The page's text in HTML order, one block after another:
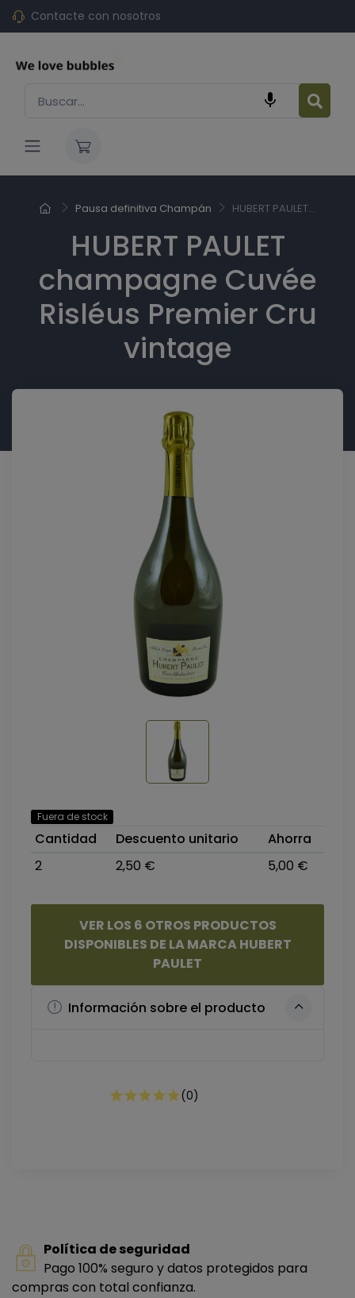
Contacte con nosotros

Pausa definitiva Champán HUBERT PAULET...
HUBERT PAULET
champagne Cuvée
Risléus Premier Cru
vintage
Fuera de stock
Cantidad Descuento unitario
Ahorra
2
2,50 € 5,00 €
VER LOS 6 OTROS PRODUCTOS
DISPONIBLES DE LA MARCA HUBERT
PAULET
Información sobre el producto
(0)
Política de seguridad
Pago 100% seguro y datos protegidos para
compras con total confianza.